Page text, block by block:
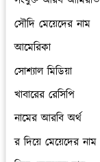
সৌদি মেয়েদের নাম
আমেরিকা
সোশ্যাল মিডিয়া
খাবারের রেসিপি
নামের আরবি অর্থ
র দিয়ে মেয়েদের নাম